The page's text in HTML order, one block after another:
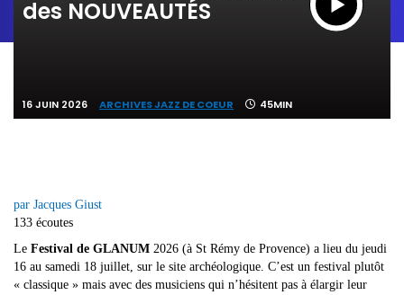
des NOUVEAUTÉS
16 JUIN 2026 ARCHIVES JAZZ DE COEUR 45MIN
par Jacques Giust
133 écoutes
Le Festival de GLANUM 2026 (à St Rémy de Provence) a lieu du jeudi
16 au samedi 18 juillet, sur le site archéologique. C’est un festival plutôt
« classique » mais avec des musiciens qui n’hésitent pas à élargir leur